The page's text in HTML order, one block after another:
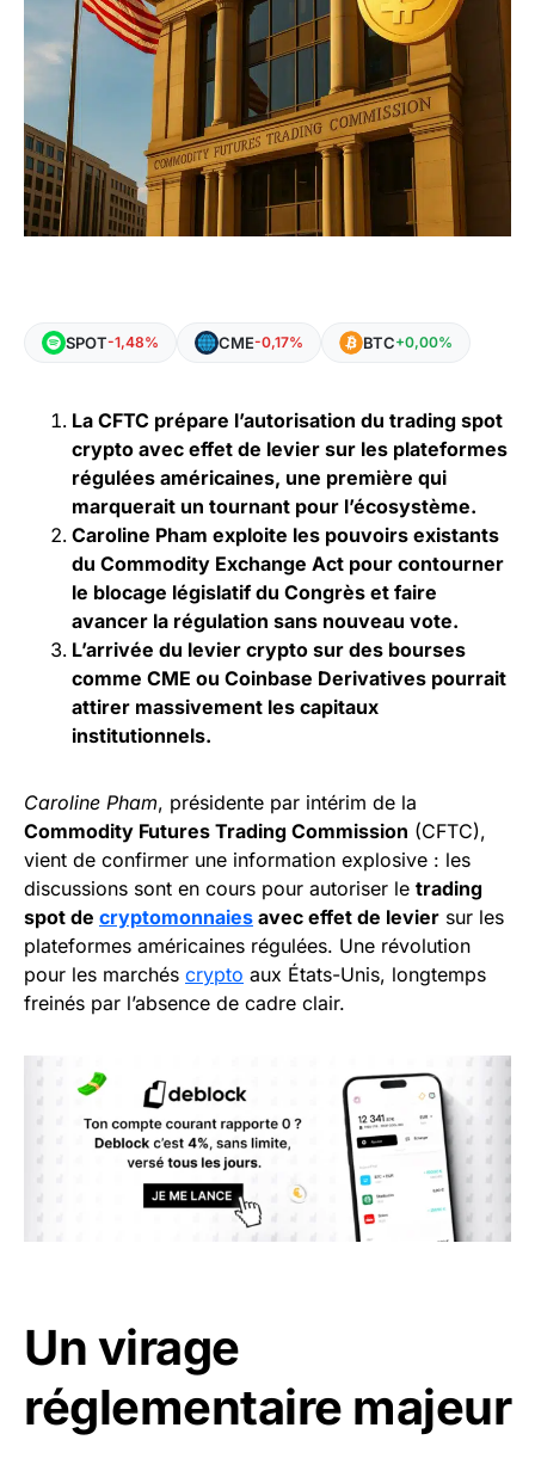
SPOT-1,48% CME-0,17% BTC+0,00%
La CFTC prépare l’autorisation du trading spot
crypto avec effet de levier sur les plateformes
régulées américaines, une première qui
marquerait un tournant pour l’écosystème.
Caroline Pham exploite les pouvoirs existants
du Commodity Exchange Act pour contourner
le blocage législatif du Congrès et faire
avancer la régulation sans nouveau vote.
L’arrivée du levier crypto sur des bourses
comme CME ou Coinbase Derivatives pourrait
attirer massivement les capitaux
institutionnels.
Caroline Pham, présidente par intérim de la
Commodity Futures Trading Commission (CFTC),
vient de confirmer une information explosive : les
discussions sont en cours pour autoriser le trading
spot de cryptomonnaies avec effet de levier sur les
plateformes américaines régulées. Une révolution
pour les marchés crypto aux États-Unis, longtemps
freinés par l’absence de cadre clair.
Un virage
réglementaire majeur